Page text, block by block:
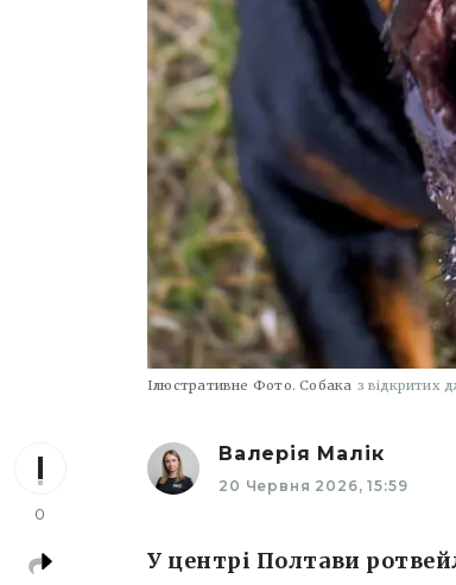
Ілюстративне Фото. Собака з відкритих
0
Валерія Малік
20 Червня 2026, 15:59
У центрі Полтави